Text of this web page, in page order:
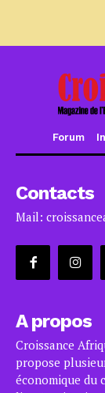
Forum
Contacts
Mail:
A propos
Croissance
propose
économique du